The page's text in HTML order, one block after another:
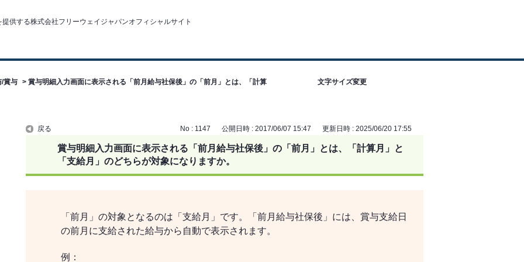
文字サイズ変更
/賞与 > 賞与明細入力画面に表示される「前月給与社保後」の「前月」とは、「計算
戻る No : 1147 公開日時 : 2017/06/07 15:47 更新日時 : 2025/06/20 17:55
賞与明細入力画面に表示される「前月給与社保後」の「前月」とは、「計算月」と
「支給月」のどちらが対象になりますか。
「前月」の対象となるのは「支給月」です。「前月給与社保後」には、賞与支給日
の前月に支給された給与から自動で表示されます。
例：